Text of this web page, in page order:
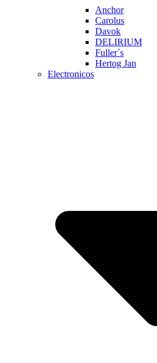
Anchor
Carolus
Davok
DELIRIUM
Fuller´s
Hertog Jan
Electronicos